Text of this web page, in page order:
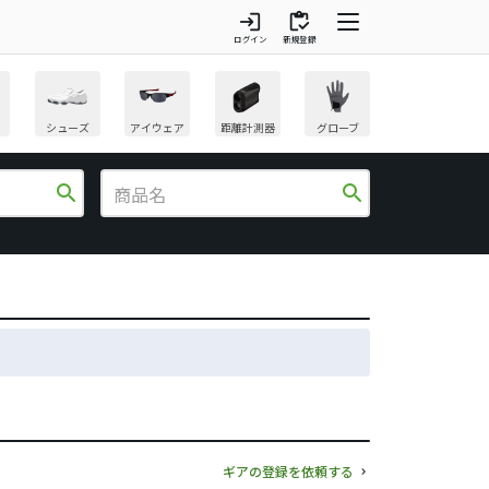
login
ログイン
inventory
新規登録
シューズ アイウェア 距離計測器 グローブ
search search
ギアの登録を依頼する